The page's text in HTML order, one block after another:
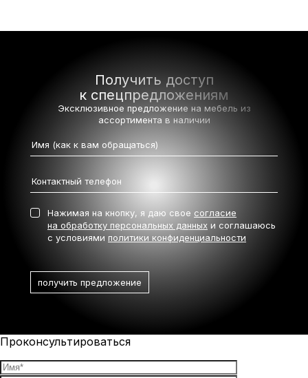
Получить доступ
к спецпредложениям
Эксклюзивное предложение на мебель из
ассортимента в наличии
Нажимая на кнопку, я даю свое согласие
на обработку персональных данных и соглашаюсь
с условиями политики конфиденциальности
Проконсультироваться